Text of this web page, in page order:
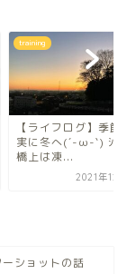
training
【ライフログ】季節
実に冬へ(´-ω-`) ｼﾐ
橋上は凍...
2021年12
ショットの話